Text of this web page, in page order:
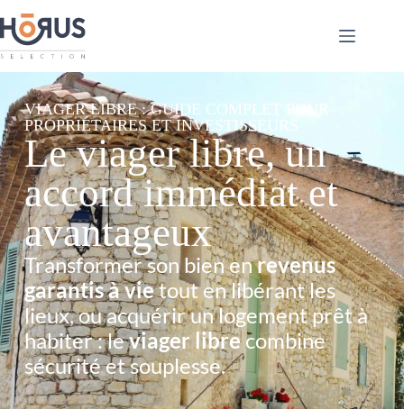
VIAGER LIBRE : GUIDE COMPLET POUR
PROPRIÉTAIRES ET INVESTISSEURS
Leviager libre, un
accord immédiat et
avantageux
Transformer son bien enrevenus
garantis à vietout en libérant les
lieux, ou acquérir un logement prêt à
habiter : leviager librecombine
sécurité et souplesse.